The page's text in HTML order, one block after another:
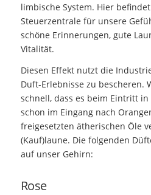
limbische System. Hier
Steuerzentrale für unsere
schöne Erinnerungen, gute
Vitalität.
Diesen Effekt nutzt die
Duft-Erlebnisse zu bescheren.
schnell, dass es beim Eintritt
schon im Eingang nach
freigesetzten ätherischen Öle
(Kauf)laune. Die folgenden
auf unser Gehirn:
Rose